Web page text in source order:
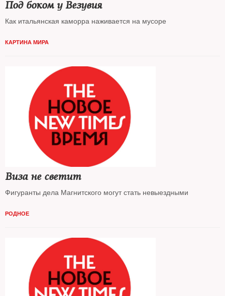
Под боком у Везувия
Как итальянская каморра наживается на мусоре
КАРТИНА МИРА
Виза не светит
Фигуранты дела Магнитского могут стать невыездными
РОДНОЕ